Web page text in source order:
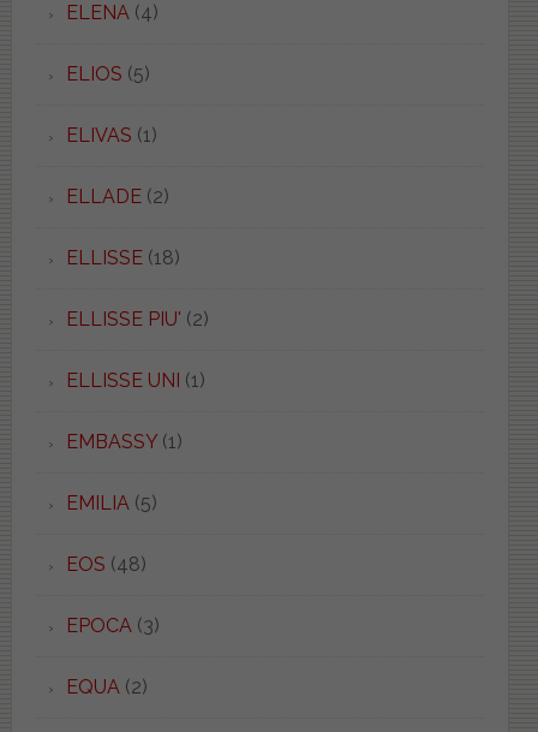
ELENA(4)
ELIOS (5)
ELIVAS (1)
ELLADE(2)
ELLISSE(18)
ELLISSE PIU' (2)
ELLISSE UNI (1)
EMBASSY(1)
EMILIA(5)
EOS (48)
EPOCA(3)
EQUA(2)